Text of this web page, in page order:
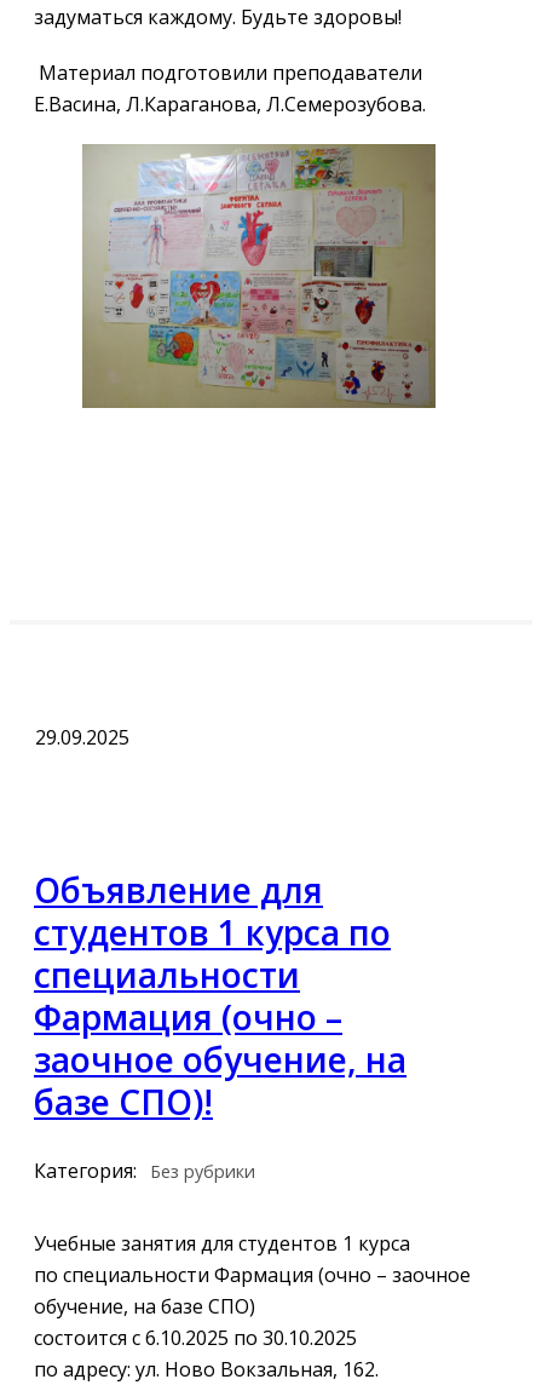
задуматься каждому. Будьте здоровы!
Материал подготовили преподаватели
Е.Васина, Л.Караганова, Л.Семерозубова.
29.09.2025
Объявление для
студентов 1 курса по
специальности
Фармация (очно –
заочное обучение, на
базе СПО)!
Категория: Без рубрики
Учебные занятия для студентов 1 курса
по специальности Фармация (очно – заочное
обучение, на базе СПО)
состоится с 6.10.2025 по 30.10.2025
по адресу: ул. Ново Вокзальная, 162.